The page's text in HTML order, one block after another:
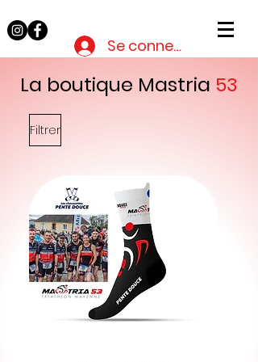
Se connecter
La boutique Mastria 53
Filtrer